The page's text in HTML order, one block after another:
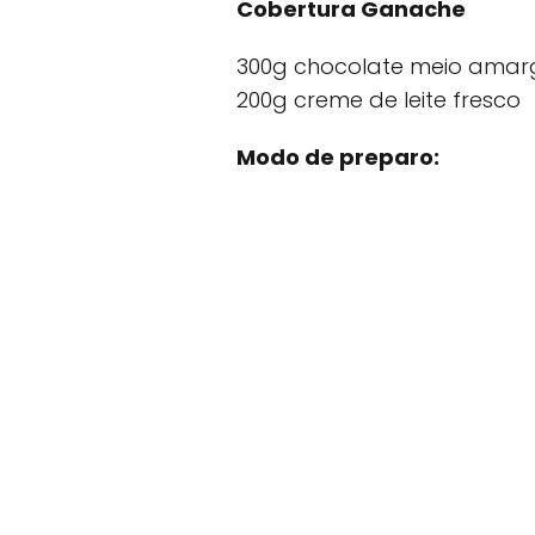
Cobertura Ganache
300g chocolate meio
200g creme de leite fresco
Modo de preparo: